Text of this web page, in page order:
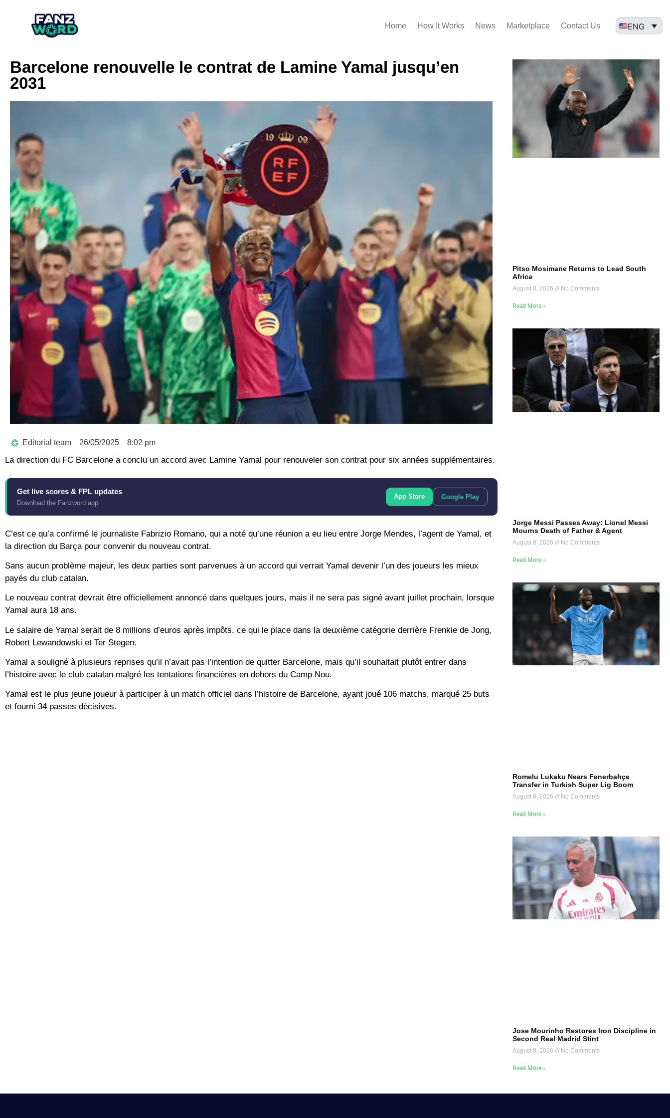
Home How It Works News Marketplace Contact Us ENG
Barcelone renouvelle le contrat de Lamine Yamal jusqu’en
2031
Editorial team 26/05/2025 8:02 pm
La direction du FC Barcelone a conclu un accord avec Lamine Yamal pour renouveler son contrat pour six années supplémentaires.
Get live scores & FPL updates
Download the Fanzword app
App Store Google Play
C’est ce qu’a confirmé le journaliste Fabrizio Romano, qui a noté qu’une réunion a eu lieu entre Jorge Mendes, l’agent de Yamal, et
la direction du Barça pour convenir du nouveau contrat.
Sans aucun problème majeur, les deux parties sont parvenues à un accord qui verrait Yamal devenir l’un des joueurs les mieux
payés du club catalan.
Le nouveau contrat devrait être officiellement annoncé dans quelques jours, mais il ne sera pas signé avant juillet prochain, lorsque
Yamal aura 18 ans.
Le salaire de Yamal serait de 8 millions d’euros après impôts, ce qui le place dans la deuxième catégorie derrière Frenkie de Jong,
Robert Lewandowski et Ter Stegen.
Yamal a souligné à plusieurs reprises qu’il n’avait pas l’intention de quitter Barcelone, mais qu’il souhaitait plutôt entrer dans
l’histoire avec le club catalan malgré les tentations financières en dehors du Camp Nou.
Yamal est le plus jeune joueur à participer à un match officiel dans l’histoire de Barcelone, ayant joué 106 matchs, marqué 25 buts
et fourni 34 passes décisives.
Pitso Mosimane Returns to Lead South
Africa
August 8, 2026 No Comments
Read More »
Jorge Messi Passes Away: Lionel Messi
Mourns Death of Father & Agent
August 8, 2026 No Comments
Read More »
Romelu Lukaku Nears Fenerbahçe
Transfer in Turkish Super Lig Boom
August 8, 2026 No Comments
Read More »
Jose Mourinho Restores Iron Discipline in
Second Real Madrid Stint
August 8, 2026 No Comments
Read More »